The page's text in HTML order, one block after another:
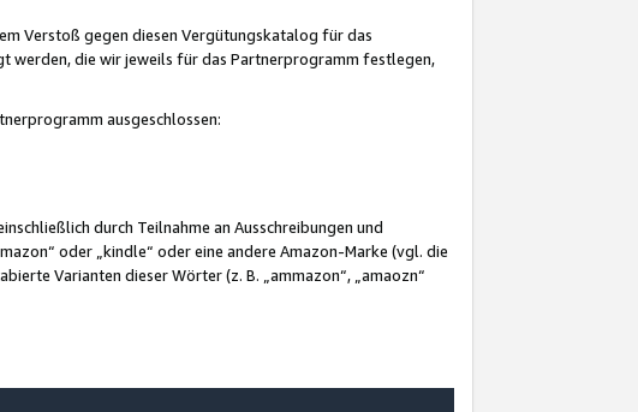
Verstoß gegen diesen Vergütungskatalog für das
werden, die wir jeweils für das Partnerprogramm festlegen,
ausgeschlossen:
durch Teilnahme an Ausschreibungen und
oder „kindle“ oder eine andere Amazon-Marke (vgl. die
Varianten dieser Wörter (z. B. „ammazon“, „amaozn“